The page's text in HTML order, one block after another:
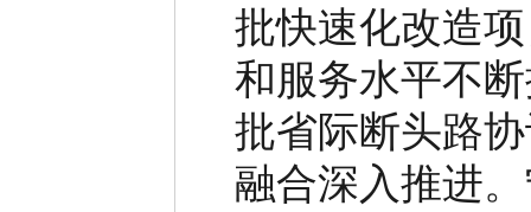
批快速化改造
和服务水平不
批省际断头路
融合深入推进。